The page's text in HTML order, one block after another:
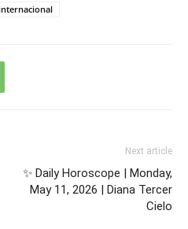
Next article
✨ Daily Horoscope | Monday,
May 11, 2026 | Diana Tercer
Cielo